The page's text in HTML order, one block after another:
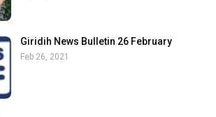
Giridih News Bulletin 26 February
Feb 26, 2021